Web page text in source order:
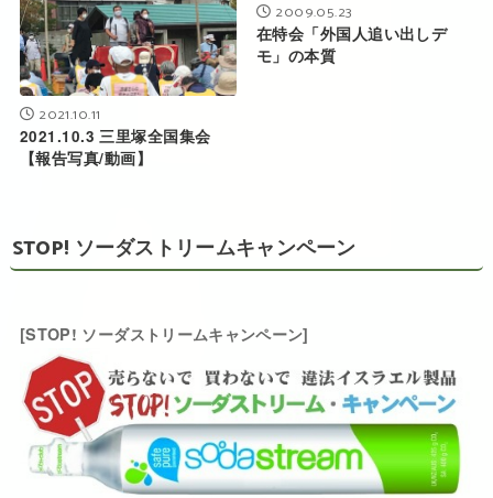
2021.10.11
2021.10.3 三里塚全国集会
【報告写真/動画】
2009.05.23
在特会「外国人追い出しデ
モ」の本質
STOP! ソーダストリームキャンペーン
[STOP! ソーダストリームキャンペーン]